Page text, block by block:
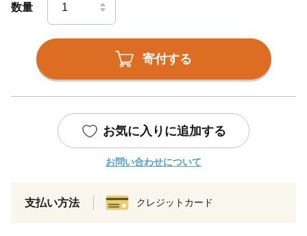
数量
寄付する
お気に入りに追加する
お問い合わせについて
支払い方法 クレジットカード